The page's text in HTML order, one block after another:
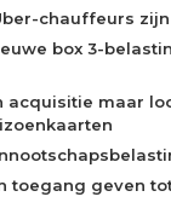
chauffeurs
box 3-
acquisitie maar
toegang geven